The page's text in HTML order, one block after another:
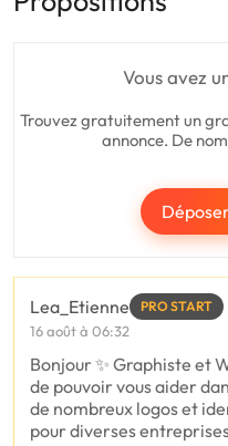
Vous avez
Trouvez gratuitement un
annonce. De
Lea_Etienne PRO START
16 août à 06:32
Bonjour ✨ Graphiste et
de pouvoir vous aider
de nombreux logos et
pour diverses